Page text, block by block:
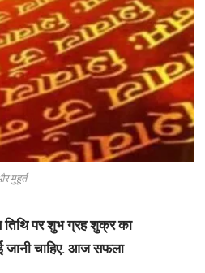
मुहूर्त
तिथि पर शुभ ग्रह शुक्र का
जानी चाहिए. आज सफला